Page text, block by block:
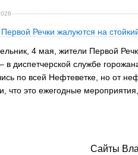
Речки жалуются на
4 мая, жители Первой
в диспетчерской службе
по всей Нефтеветке, но от
что это ежегодные
Сайты